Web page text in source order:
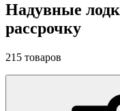
Надувные
рассрочку
215 товаров